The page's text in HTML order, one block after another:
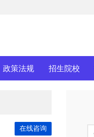
政策法规 招生院校
在线咨询